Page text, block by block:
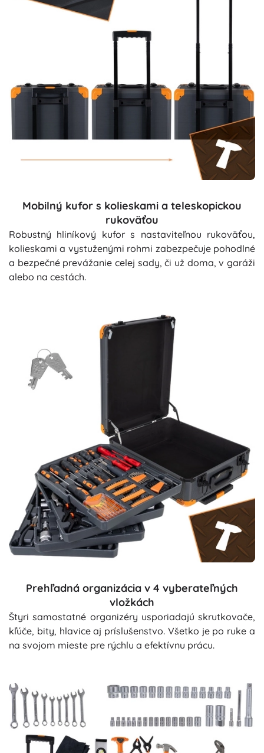
Mobilný kufor s kolieskami a teleskopickou
rukoväťou
Robustný hliníkový kufor s nastaviteľnou rukoväťou,
kolieskami a vystuženými rohmi zabezpečuje pohodlné
a bezpečné prevážanie celej sady, či už doma, v garáži
alebo na cestách.
Prehľadná organizácia v 4 vyberateľných
vložkách
Štyri samostatné organizéry usporiadajú skrutkovače,
kľúče, bity, hlavice aj príslušenstvo. Všetko je po ruke a
na svojom mieste pre rýchlu a efektívnu prácu.